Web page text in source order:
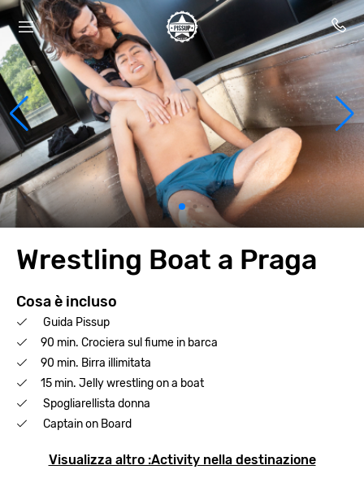
Wrestling Boat a Praga
Cosa è incluso
Guida Pissup
90 min. Crociera sul fiume in barca
90 min. Birra illimitata
15 min. Jelly wrestling on a boat
Spogliarellista donna
Captain on Board
Visualizza altro :Activity nella destinazione